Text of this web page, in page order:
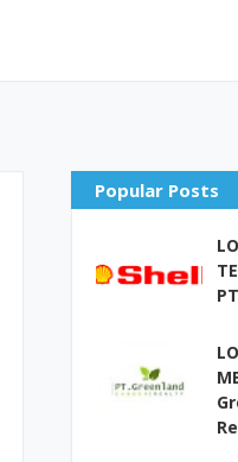
Popular Posts